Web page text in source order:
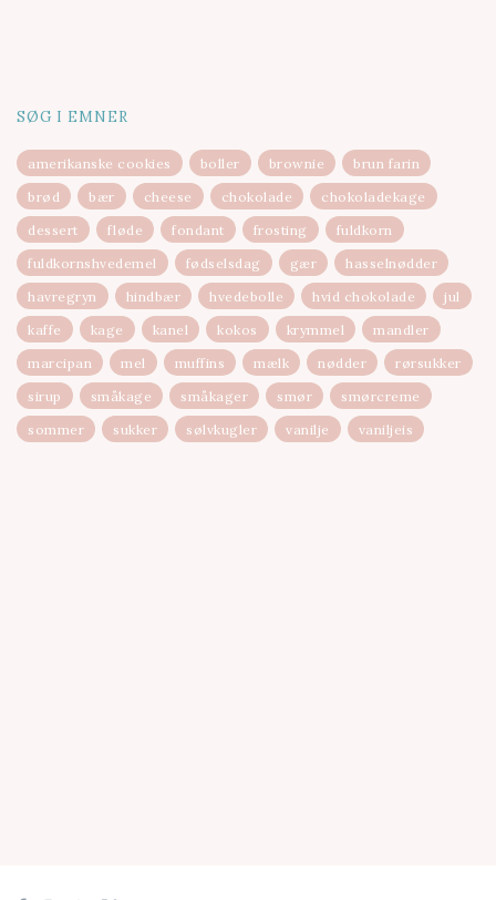
SØG I EMNER
amerikanske cookies boller brownie
brun farin
brød
bær cheese chokolade
chokoladekage
dessert
fløde fondant frosting
fuldkorn
fuldkornshvedemel
fødselsdag gær
hasselnødder
havregryn
hindbær hvedebolle hvid chokolade
jul
kaffe
kage kanel kokos krymmel
mandler
marcipan
mel muffins mælk nødder
rørsukker
sirup
småkage småkager smør
smørcreme
sommer
sukker sølvkugler vanilje vaniljeis